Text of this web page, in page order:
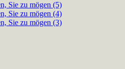
Sie zu mögen (5)
Sie zu mögen (4)
Sie zu mögen (3)